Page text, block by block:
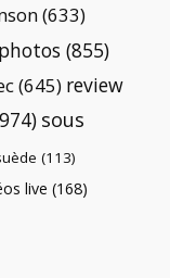
(633)
photos (855)
(645) review
sous
(113)
live (168)